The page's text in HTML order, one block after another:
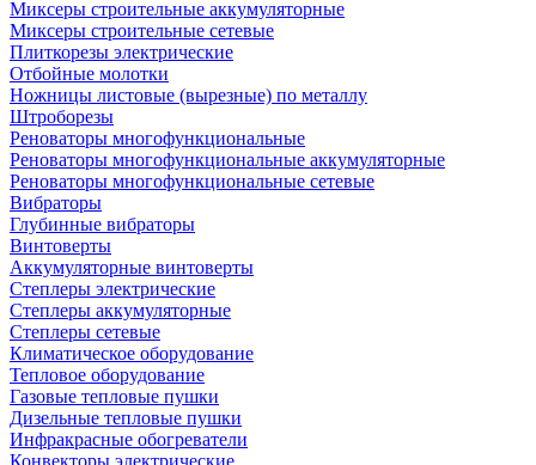
Миксеры строительные аккумуляторные
Миксеры строительные сетевые
Плиткорезы электрические
Отбойные молотки
Ножницы листовые (вырезные) по металлу
Штроборезы
Реноваторы многофункциональные
Реноваторы многофункциональные аккумуляторные
Реноваторы многофункциональные сетевые
Вибраторы
Глубинные вибраторы
Винтоверты
Аккумуляторные винтоверты
Степлеры электрические
Степлеры аккумуляторные
Степлеры сетевые
Климатическое оборудование
Тепловое оборудование
Газовые тепловые пушки
Дизельные тепловые пушки
Инфракрасные обогреватели
Конвекторы электрические